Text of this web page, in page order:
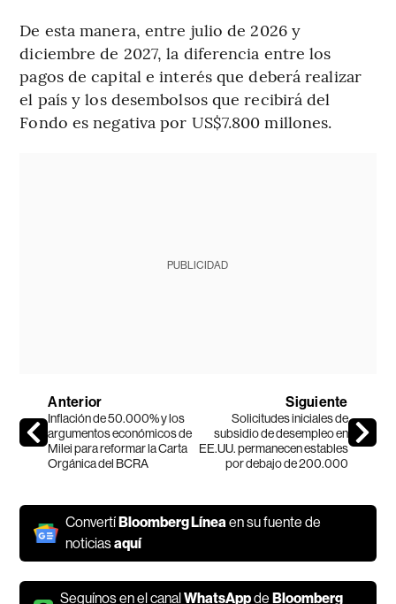
De esta manera, entre julio de 2026 y
diciembre de 2027, la diferencia entre los
pagos de capital e interés que deberá realizar
el país y los desembolsos que recibirá del
Fondo es negativa por US$7.800 millones.
PUBLICIDAD
Anterior
Inflación de 50.000% y los
argumentos económicos de
Milei para reformar la Carta
Orgánica del BCRA
Siguiente
Solicitudes iniciales de
subsidio de desempleo en
EE.UU. permanecen estables
por debajo de 200.000
ConvertíBloomberg Líneaen su fuente de
noticiasaquí
Seguínos en el canalWhatsAppdeBloomberg